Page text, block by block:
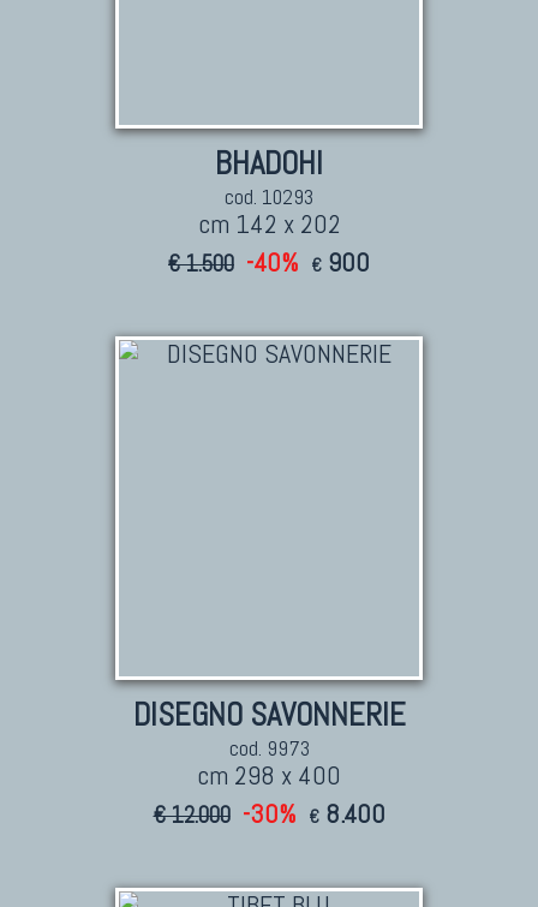
BHADOHI
cod. 10293
cm 142 x 202
€ 1.500 -40% € 900
DISEGNO SAVONNERIE
cod. 9973
cm 298 x 400
€ 12.000 -30% € 8.400